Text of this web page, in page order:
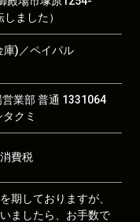
ました）
庫)／ペイパル
業部 普通 1331064
クミ
費税
期しておりますが、
ましたら、お手数で